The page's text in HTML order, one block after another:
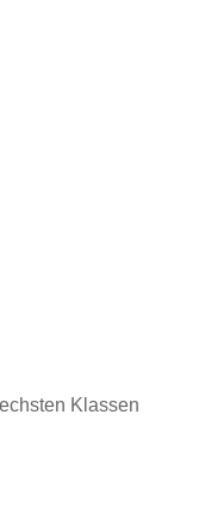
Klassen